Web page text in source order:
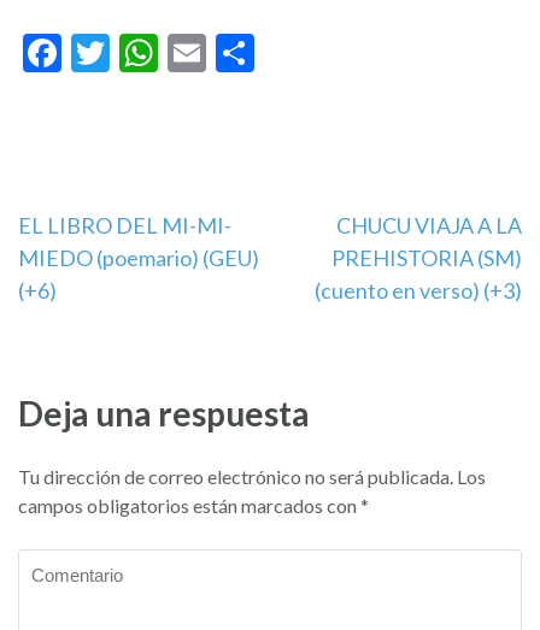
Facebook
Twitter
WhatsApp
Email
Navegación
de
EL LIBRO DEL MI-MI-
MIEDO (poemario) (GEU)
(+6)
CHUCU VIAJA A LA
PREHISTORIA (SM)
(cuento en verso) (+3)
Deja una respuesta
Tu dirección de correo electrónico no será publicada. Los
campos obligatorios están marcados con *